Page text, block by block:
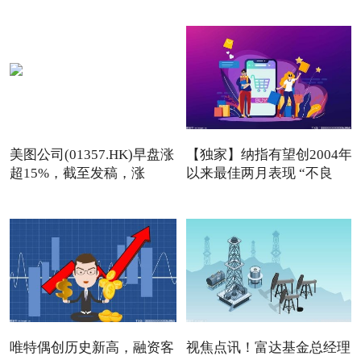
美图公司(01357.HK)早盘涨
超15%，截至发稿，涨
【独家】纳指有望创2004年
以来最佳两月表现 “不良
唯特偶创历史新高，融资客
视焦点讯！富达基金总经理